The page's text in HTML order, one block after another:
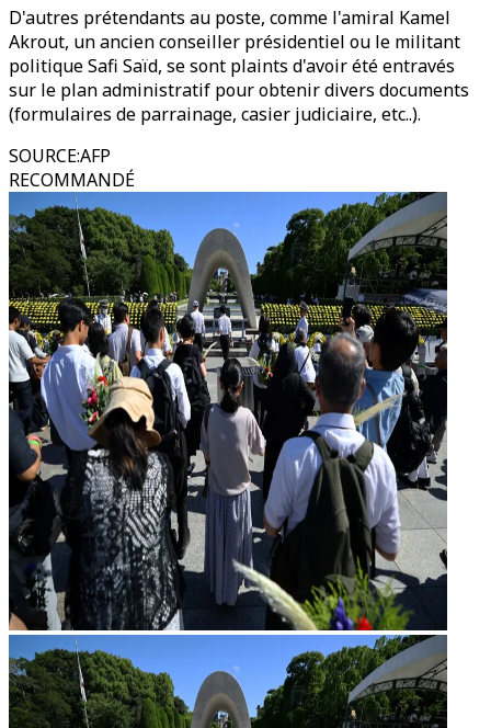
D'autres prétendants au poste, comme l'amiral Kamel
Akrout, un ancien conseiller présidentiel ou le militant
politique Safi Saïd, se sont plaints d'avoir été entravés
sur le plan administratif pour obtenir divers documents
(formulaires de parrainage, casier judiciaire, etc..).
SOURCE:AFP
RECOMMANDÉ